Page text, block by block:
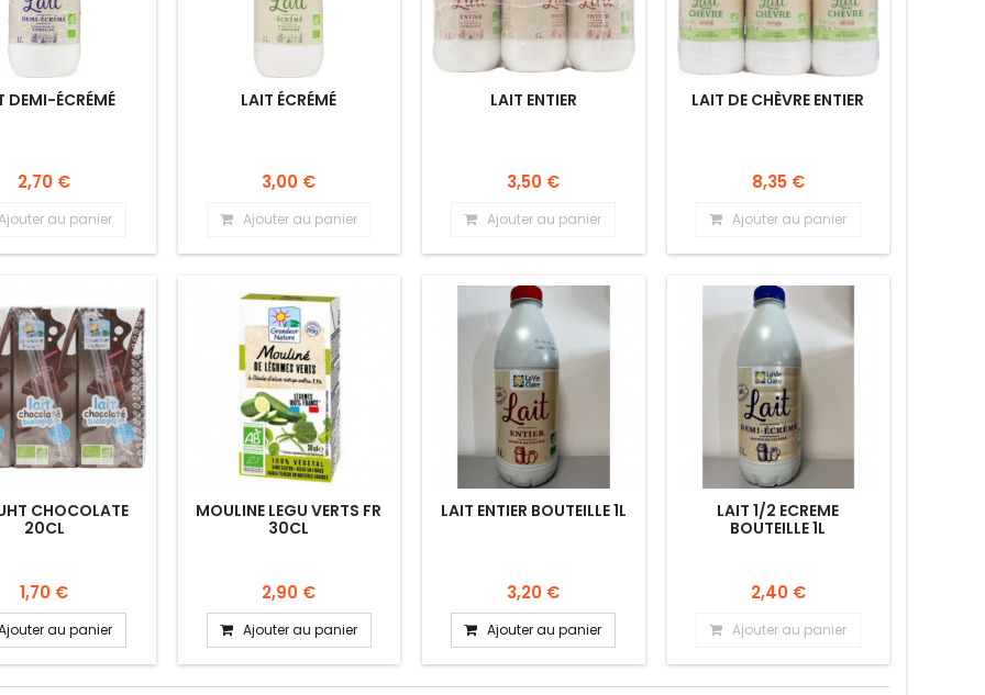
DEMI-ÉCRÉMÉ
2,70 €
au panier
LAIT ÉCRÉMÉ
3,00 €
Ajouter au panier
LAIT ENTIER
3,50 €
Ajouter au panier
LAIT DE CHÈVRE ENTIER
8,35 €
Ajouter au panier
CHOCOLATE
20CL
1,70 €
au panier
MOULINE LEGU VERTS FR
30CL
2,90 €
Ajouter au panier
LAIT ENTIER BOUTEILLE 1L
3,20 €
Ajouter au panier
LAIT 1/2 ECREME
BOUTEILLE 1L
2,40 €
Ajouter au panier